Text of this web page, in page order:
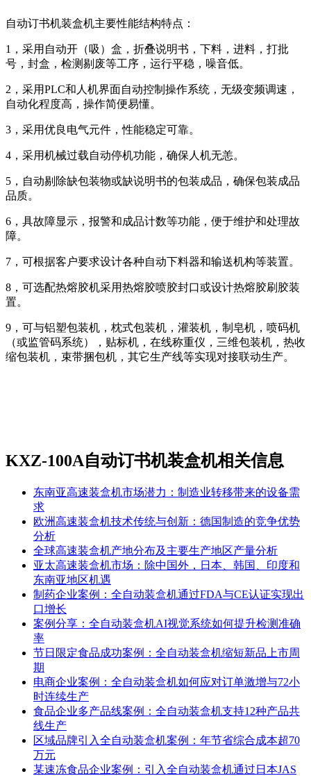
自动订书机装盒机主要性能结构特点：
1，采用自动开（吸）盒，折叠说明书，下料，进料，打批
号，封盒，检测剔废等工序，运行平稳，噪音低。
2，采用PLC和人机界面自动控制操作系统，无级变频调速，
自动化程度高，操作简便易懂。
3，采用优良电气元件，性能稳定可靠。
4，采用机械过载自动停机功能，确保人机无恙。
5，自动剔除缺包装物或缺说明书的包装成品，确保包装成品
品质。
6，具故障显示，报警和成品计数等功能，便于维护和处理故
障。
7，可根据客户要求设计各种自动下料器和输送机构等装置。
8，可选配热熔胶机采用热熔胶喷胶封口或设计热熔胶刷胶装
置。
9，可与铝塑包装机，枕式包装机，灌装机，制皂机，喷码机
（或监管码系统），贴标机，在线称重仪，三维包装机，热收
缩包装机，束带捆包机，其它生产线等实现对接联动生产。
KXZ-100A自动订书机装盒机相关信息
东南亚高速装盒机市场潜力：制造业转移带来的设备需
求
欧洲高速装盒机技术传统与创新：德国制造的竞争优势
分析
全球高速装盒机产地分布及主要生产地区产量分析
亚太高速装盒机市场：除中国外，日本、韩国、印度和
东南亚地区机遇
制药企业案例：全自动装盒机通过FDA与CE认证实现出
口增长
案例分享：全自动装盒机AI视觉系统如何提升检测准确
率
节日限定食品成功案例：全自动装盒机缩短新品上市周
期
电商企业案例：全自动装盒机如何应对订单激增与72小
时连续生产
食品企业多产品线案例：全自动装盒机支持12种产品共
线生产
区域品牌引入全自动装盒机案例：年节省综合成本超70
万元
某速冻食品企业案例：引入全自动装盒机通过日本JAS